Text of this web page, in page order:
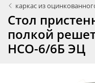
каркас из
Стол
полкой
НСО-6/6Б ЭЦ